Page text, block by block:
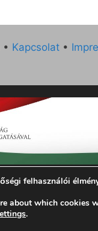
• Kapcsolat •
hetilap 2014.
KCP-14-P-
3 000 000 Ft
Erőforrások
felhasználói
about which cookies
.